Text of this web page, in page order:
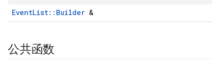
EventList::Builder &
公共函数